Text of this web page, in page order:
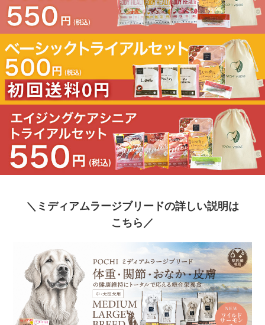
＼ミディアムラージブリードの詳しい説明は
こちら／